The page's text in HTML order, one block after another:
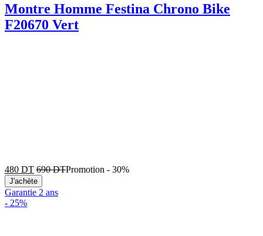
Montre Homme Festina Chrono Bike
F20670 Vert
480 DT 690DTPromotion - 30%
J'achète
Garantie 2 ans
- 25%